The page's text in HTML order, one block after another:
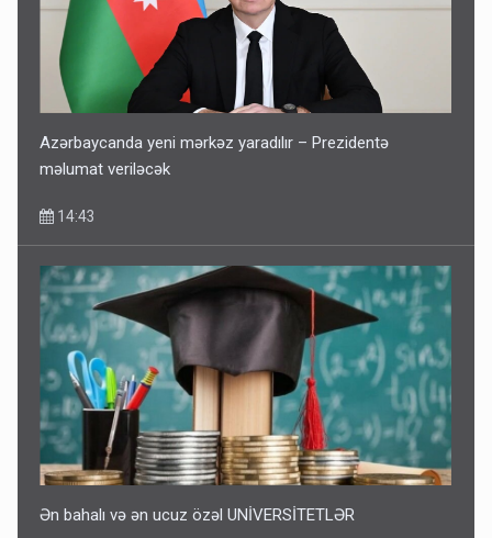
Corab satdığı deyilən qazi ilə bağlı - Daha bir açıqlama
11:40
Bakıdakı “yəhudi”nin qurbanları - Sensasion adlar
10:13
Azərbaycanda yeni mərkəz yaradılır – Prezidentə
məlumat veriləcək
14:43
Ən bahalı və ən ucuz özəl UNİVERSİTETLƏR